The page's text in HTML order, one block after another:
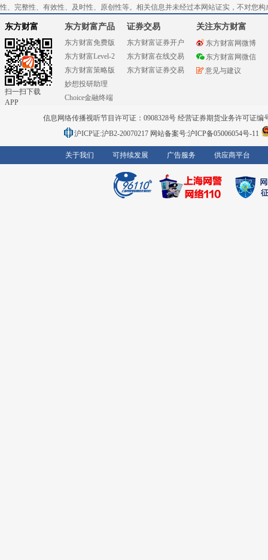
性、完整性、有效性、及时性、原创性等。相关信息并未经过本网站证实，不对您
东方财富
扫一扫下载
APP
东方财富产品
东方财富免费版
东方财富Level-2
东方财富策略版
妙想投研助理
Choice金融终端
证券交易
东方财富证券开户
东方财富在线交易
东方财富证券交易
关注东方财富
东方财富网微博
东方财富网微信
意见与建议
信息网络传播视听节目许可证：0908328号 经营证券期货业务许可证编
沪ICP证:沪B2-20070217 网站备案号:沪ICP备05006054号-11
关于我们 可持续发展 广告服务 供应商平台